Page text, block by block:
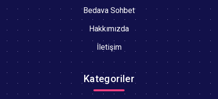
Bedava Sohbet
Hakkımızda
İletişim
Kategoriler